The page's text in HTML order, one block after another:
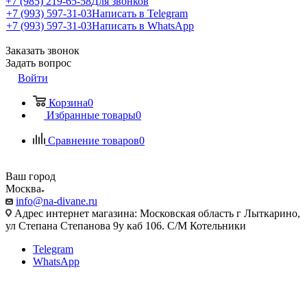
+7 (993) 597-31-03Написать в Telegram
+7 (993) 597-31-03Написать в WhatsApp
Заказать звонок
Задать вопрос
Войти
Корзина0
Избранные товары0
Сравнение товаров0
Ваш город
Москва
info@na-divane.ru
Адрес интернет магазина: Московская область г Лыткарино,
ул Степана Степанова 9у каб 106. С/М Котельники
Telegram
WhatsApp